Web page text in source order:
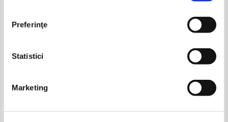
Preferinţe
Statistici
Marketing
by russian artists (album)
Adaugă în coș
Danielle Steel - Precious gifts
Adaugă în coș